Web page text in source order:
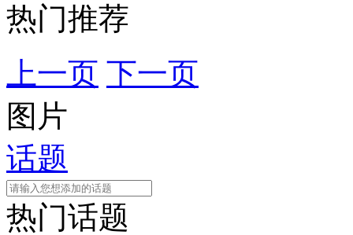
热门推荐
上一页 下一页
图片
话题
热门话题